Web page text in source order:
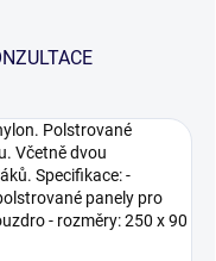
Polstrované
Včetně dvou
Specifikace: -
panely pro
- rozměry: 250 x 90